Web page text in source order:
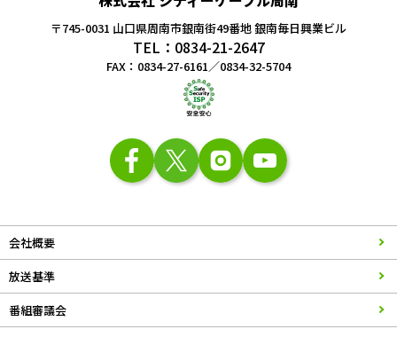
〒745-0031 山口県周南市銀南街49番地銀南毎日興業ビル
TEL：0834-21-2647
FAX：0834-27-6161／0834-32-5704
会社概要
放送基準
番組審議会